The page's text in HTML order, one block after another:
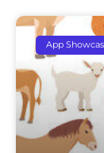
App